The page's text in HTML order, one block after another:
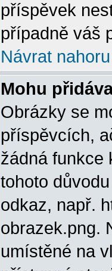
příspěvek
případně váš
Návrat nahoru
Mohu
Obrázky se
příspěvcích,
žádná funkce
tohoto
odkaz, např.
obrazek.png.
umístěné na